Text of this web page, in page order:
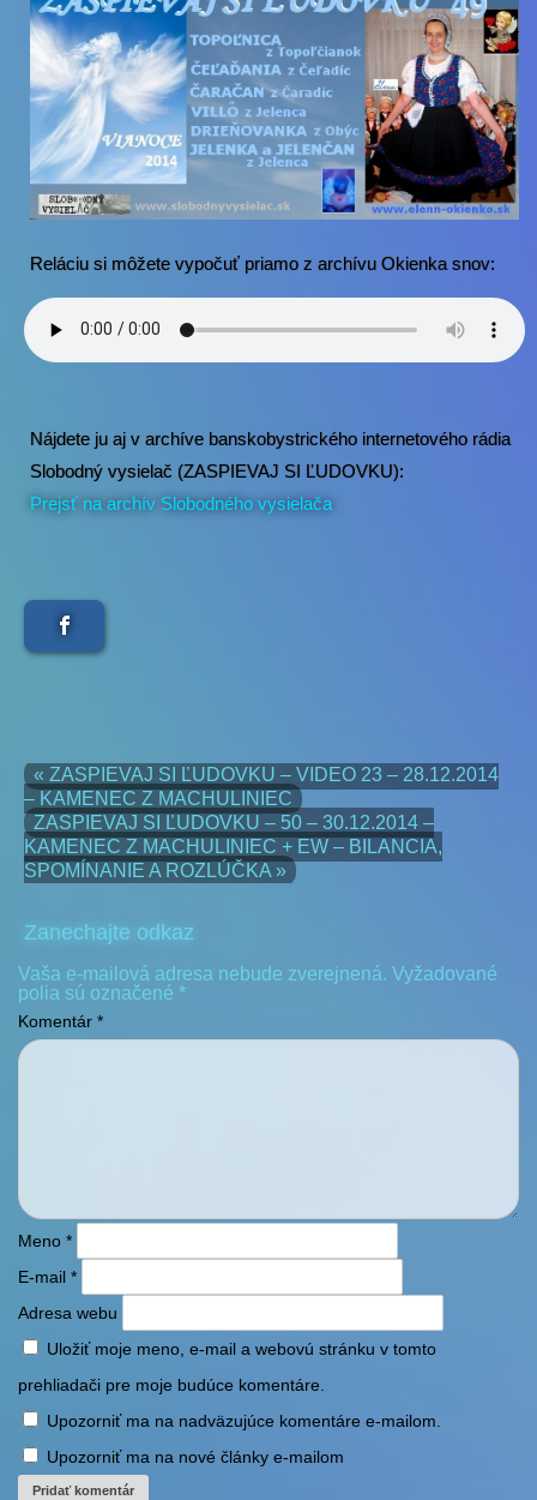
Reláciu si môžete vypočuť priamo z archívu Okienka snov:
Nájdete ju aj v archíve banskobystrického internetového rádia
Slobodný vysielač (ZASPIEVAJ SI ĽUDOVKU):
Prejsť na archív Slobodného vysielača
« ZASPIEVAJ SI ĽUDOVKU – VIDEO 23 – 28.12.2014
– KAMENEC Z MACHULINIEC
ZASPIEVAJ SI ĽUDOVKU – 50 – 30.12.2014 –
KAMENEC Z MACHULINIEC + EW – BILANCIA,
SPOMÍNANIE A ROZLÚČKA »
Zanechajte odkaz
Vaša e-mailová adresa nebude zverejnená. Vyžadované
polia sú označené *
Komentár *
Meno *
E-mail *
Adresa webu
Uložiť moje meno, e-mail a webovú stránku v tomto
prehliadači pre moje budúce komentáre.
Upozorniť ma na nadväzujúce komentáre e-mailom.
Upozorniť ma na nové články e-mailom